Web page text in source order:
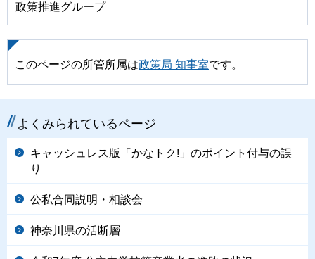
政策推進グループ
このページの所管所属は政策局 知事室です。
よくみられているページ
キャッシュレス版「かなトク!」のポイント付与の誤
り
公私合同説明・相談会
神奈川県の活断層